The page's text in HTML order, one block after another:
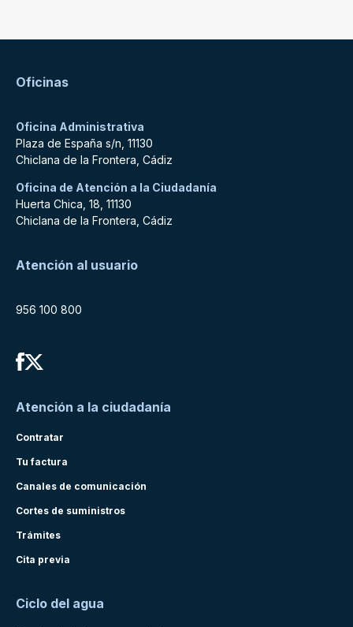
Oficinas
Oficina Administrativa
Plaza de España s/n, 11130
Chiclana de la Frontera, Cádiz
Oficina de Atención a la Ciudadanía
Huerta Chica, 18, 11130
Chiclana de la Frontera, Cádiz
Atención al usuario
956 100 800
Atención a la ciudadanía
Contratar
Tu factura
Canales de comunicación
Cortes de suministros
Trámites
Cita previa
Ciclo del agua